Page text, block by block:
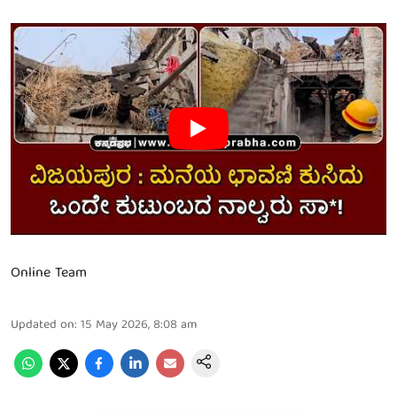
Online Team
Updated on: 15 May 2026, 8:08 am